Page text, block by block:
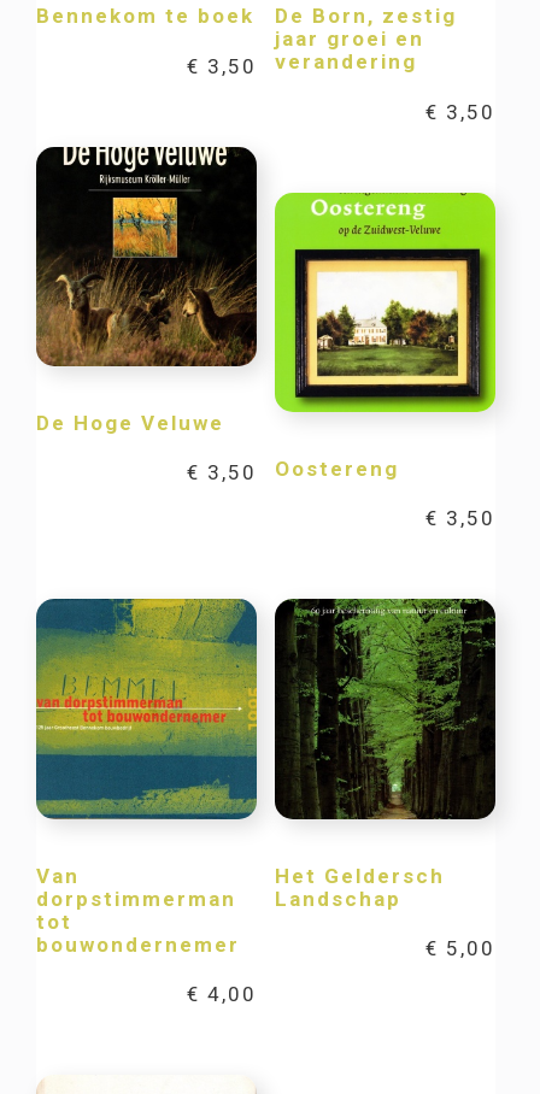
Bennekom te boek
€ 3,50
De Born, zestig
jaar groei en
verandering
€ 3,50
De Hoge Veluwe
€ 3,50 Oostereng
€ 3,50
Van
dorpstimmerman
tot
bouwondernemer
€ 4,00
Het Geldersch
Landschap
€ 5,00